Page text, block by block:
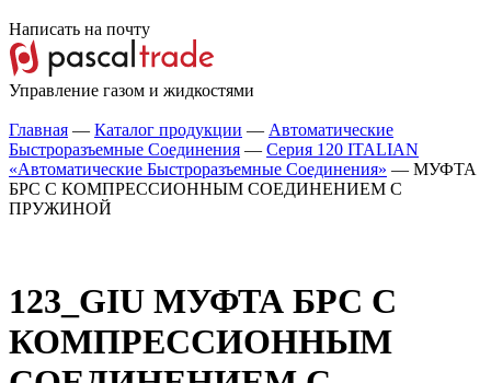
Написать на почту
Управление газом и жидкостями
Главная — Каталог продукции — Автоматические
Быстроразъемные Соединения — Серия 120 ITALIAN
«Автоматические Быстроразъемные Соединения» — МУФТА
БРС С КОМПРЕССИОННЫМ СОЕДИНЕНИЕМ С
ПРУЖИНОЙ
123_GIU МУФТА БРС С
КОМПРЕССИОННЫМ